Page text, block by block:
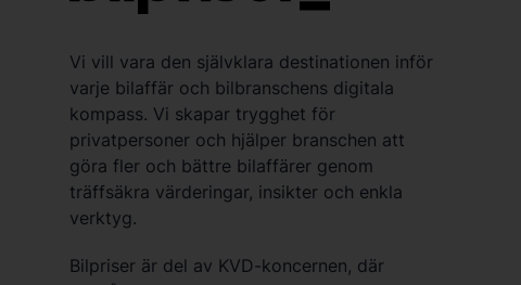
Vi vill vara den självklara destinationen inför
varje bilaffär och bilbranschens digitala
kompass. Vi skapar trygghet för
privatpersoner och hjälper branschen att
göra fler och bättre bilaffärer genom
träffsäkra värderingar, insikter och enkla
verktyg.
Bilpriser är del av KVD-koncernen, där